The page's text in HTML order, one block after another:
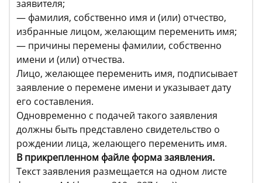
заявителя;
— фамилия, собственно имя и (или) отчество,
избранные лицом, желающим переменить имя;
— причины перемены фамилии, собственно
имени и (или) отчества.
Лицо, желающее переменить имя, подписывает
заявление о перемене имени и указывает дату
его составления.
Одновременно с подачей такого заявления
должны быть представлено свидетельство о
рождении лица, желающего переменить имя.
В прикрепленном файле форма заявления.
Текст заявления размещается на одном листе